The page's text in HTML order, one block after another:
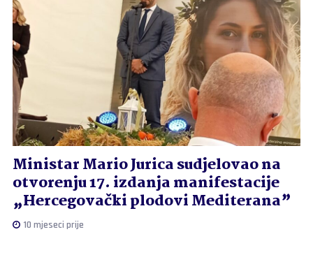
Ministar Mario Jurica sudjelovao na
otvorenju 17. izdanja manifestacije
„Hercegovački plodovi Mediterana”
10 mjeseci prije